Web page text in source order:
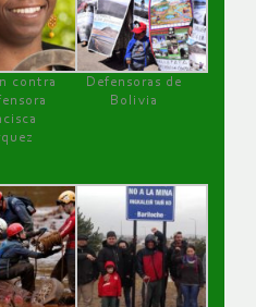
contra
Defensoras de
Bolivia